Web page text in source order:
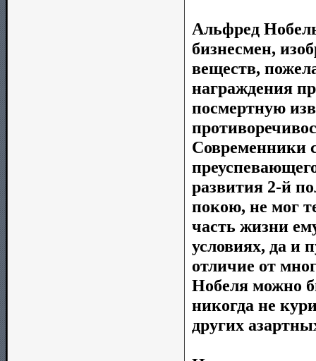
Альфред
бизнесмен,
веществ,
награждения
посмертную
Современники
развития 2-й
покою, не мог
часть жизни
условиях, да и
отличие от
Нобеля можно
никогда не
других